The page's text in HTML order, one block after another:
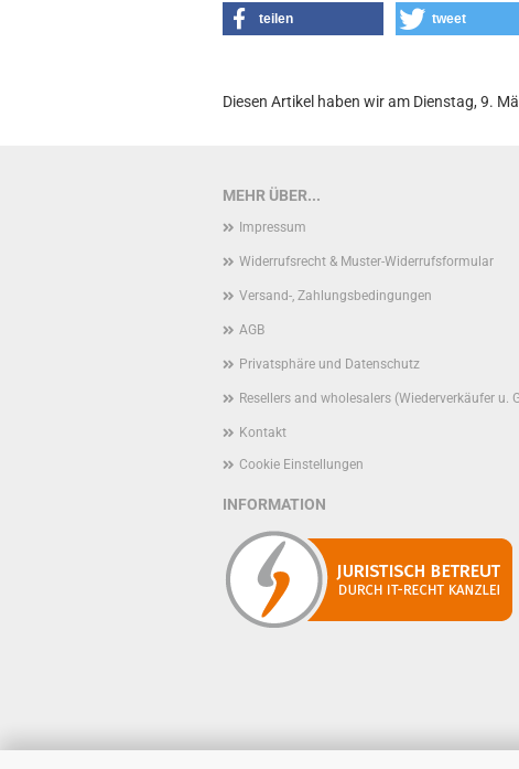
teilen tweet
Diesen Artikel haben wir am Dienstag, 9.
MEHR ÜBER...
Impressum
Widerrufsrecht & Muster-Widerrufsformular
Versand-, Zahlungsbedingungen
AGB
Privatsphäre und Datenschutz
Resellers and wholesalers (Wiederverkäufer u.
Kontakt
Cookie Einstellungen
INFORMATION